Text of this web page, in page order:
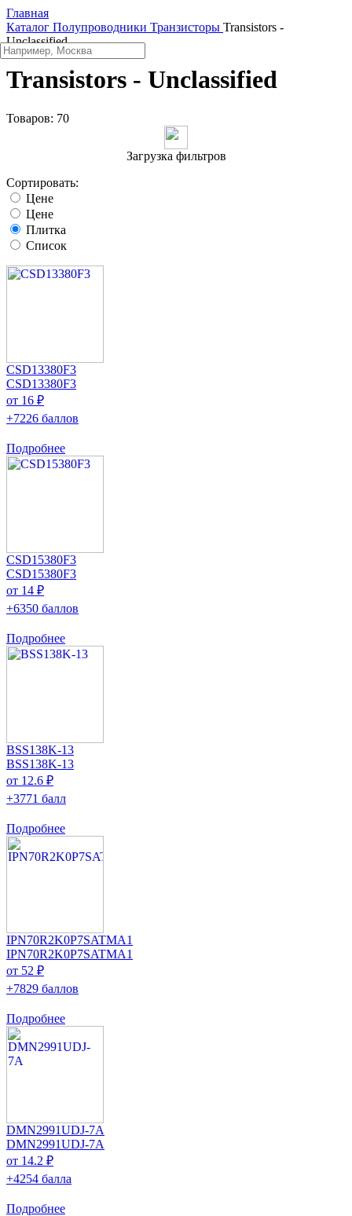
Главная
Каталог Полупроводники Транзисторы Transistors -
Unclassified
Transistors - Unclassified
Товаров: 70
Загрузка фильтров
Сортировать:
Цене
Цене
Плитка
Список
CSD13380F3
CSD13380F3
от 16 ₽
+7226 баллов
Подробнее
CSD15380F3
CSD15380F3
от 14 ₽
+6350 баллов
Подробнее
BSS138K-13
BSS138K-13
от 12.6 ₽
+3771 балл
Подробнее
IPN70R2K0P7SATMA1
IPN70R2K0P7SATMA1
от 52 ₽
+7829 баллов
Подробнее
DMN2991UDJ-7A
DMN2991UDJ-7A
от 14.2 ₽
+4254 балла
Подробнее